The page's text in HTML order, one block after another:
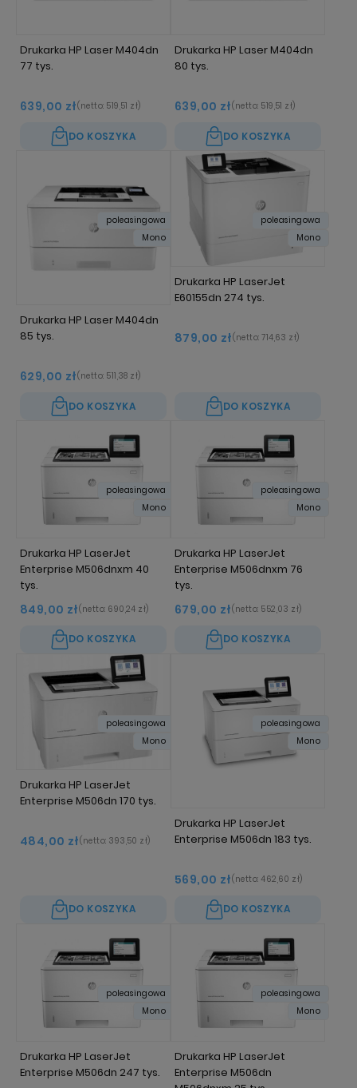
Drukarka HP Laser M404dn
77 tys.
639,00 zł(netto: 519,51 zł)
DO KOSZYKA
Drukarka HP Laser M404dn
80 tys.
639,00 zł(netto: 519,51 zł)
DO KOSZYKA
Drukarka HP Laser M404dn
85 tys.
629,00 zł(netto: 511,38 zł)
DO KOSZYKA
poleasingowa
Mono
Drukarka HP LaserJet
E60155dn 274 tys.
879,00 zł(netto: 714,63 zł)
DO KOSZYKA
poleasingowa
Mono
Drukarka HP LaserJet
Enterprise M506dnxm 40
tys.
849,00 zł(netto: 690,24 zł)
DO KOSZYKA
poleasingowa
Mono
Drukarka HP LaserJet
Enterprise M506dnxm 76
tys.
679,00 zł(netto: 552,03 zł)
DO KOSZYKA
poleasingowa
Mono
Drukarka HP LaserJet
Enterprise M506dn 170 tys.
484,00 zł(netto: 393,50 zł)
DO KOSZYKA
poleasingowa
Mono
Drukarka HP LaserJet
Enterprise M506dn 183 tys.
569,00 zł(netto: 462,60 zł)
DO KOSZYKA
poleasingowa
Mono
Drukarka HP LaserJet
Enterprise M506dn 247 tys.
poleasingowa
Mono
Drukarka HP LaserJet
Enterprise M506dn
poleasingowa
Mono